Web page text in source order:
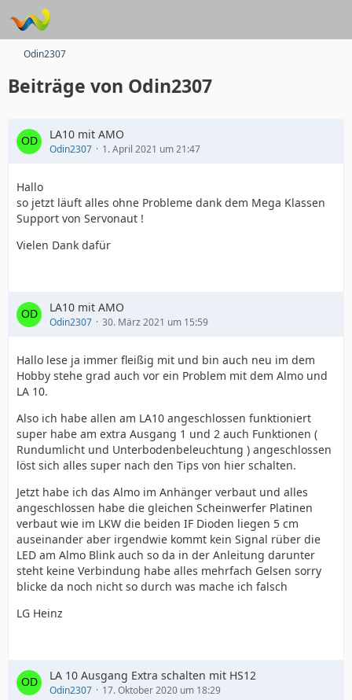
Odin2307
Beiträge von Odin2307
LA10 mit AMO
Odin2307 1. April 2021 um 21:47
Hallo
so jetzt läuft alles ohne Probleme dank dem Mega Klassen
Support von Servonaut !
Vielen Dank dafür
LA10 mit AMO
Odin2307 30. März 2021 um 15:59
Hallo lese ja immer fleißig mit und bin auch neu im dem
Hobby stehe grad auch vor ein Problem mit dem Almo und
LA 10.
Also ich habe allen am LA10 angeschlossen funktioniert
super habe am extra Ausgang 1 und 2 auch Funktionen (
Rundumlicht und Unterbodenbeleuchtung ) angeschlossen
löst sich alles super nach den Tips von hier schalten.
Jetzt habe ich das Almo im Anhänger verbaut und alles
angeschlossen habe die gleichen Scheinwerfer Platinen
verbaut wie im LKW die beiden IF Dioden liegen 5 cm
auseinander aber irgendwie kommt kein Signal rüber die
LED am Almo Blink auch so da in der Anleitung darunter
steht keine Verbindung habe alles mehrfach Gelsen sorry
blicke da noch nicht so durch was mache ich falsch
LG Heinz
LA 10 Ausgang Extra schalten mit HS12
Odin2307 17. Oktober 2020 um 18:29